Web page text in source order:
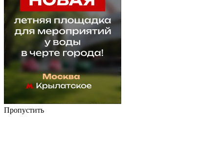
Пропустить